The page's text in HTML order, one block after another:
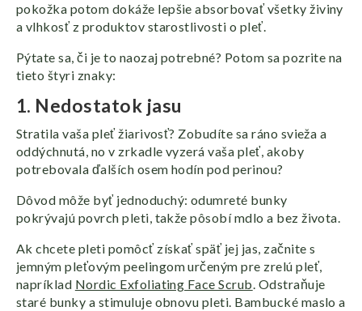
pokožka potom dokáže lepšie absorbovať všetky živiny
a vlhkosť z produktov starostlivosti o pleť.
Pýtate sa, či je to naozaj potrebné? Potom sa pozrite na
tieto štyri znaky:
1. Nedostatok jasu
Stratila vaša pleť žiarivosť? Zobudíte sa ráno svieža a
oddýchnutá, no v zrkadle vyzerá vaša pleť, akoby
potrebovala ďalších osem hodín pod perinou?
Dôvod môže byť jednoduchý: odumreté bunky
pokrývajú povrch pleti, takže pôsobí mdlo a bez života.
Ak chcete pleti pomôcť získať späť jej jas, začnite s
jemným pleťovým peelingom určeným pre zrelú pleť,
napríklad Nordic Exfoliating Face Scrub. Odstraňuje
staré bunky a stimuluje obnovu pleti. Bambucké maslo a